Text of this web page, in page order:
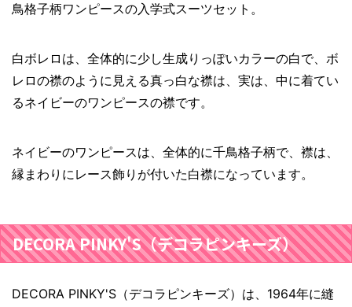
鳥格子柄ワンピースの入学式スーツセット。
白ボレロは、全体的に少し生成りっぽいカラーの白で、ボ
レロの襟のように見える真っ白な襟は、実は、中に着てい
るネイビーのワンピースの襟です。
ネイビーのワンピースは、全体的に千鳥格子柄で、襟は、
縁まわりにレース飾りが付いた白襟になっています。
DECORA PINKY'S（デコラピンキーズ）
DECORA PINKY'S（デコラピンキーズ）は、1964年に縫